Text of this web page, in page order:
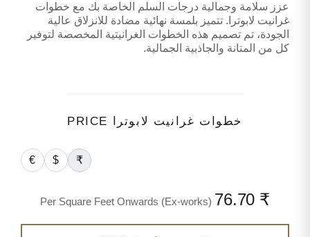
عزز سلامة وجمالية درجات السلم الخاصة بك مع خطوات
غرانيت لابوترا. تتميز بلمسة نهائية مضادة للانزلاق عالية
الجودة، تم تصميم هذه الخطوات الغرانيتية المخصصة لتوفير
كل من المتانة والجاذبية الجمالية.
خطوات غرانيت لابوترا PRICE
₹
$
€
₹ 76.70
Per Square Feet Onwards (Ex-works)